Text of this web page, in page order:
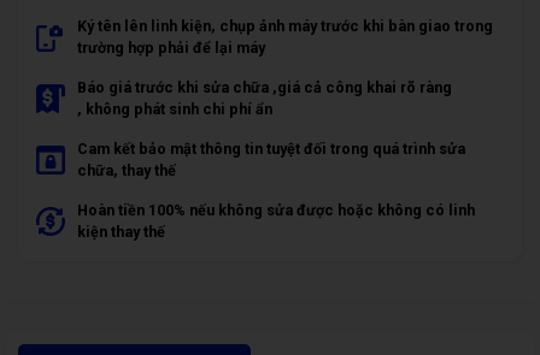
Ký tên lên linh kiện, chụp ảnh máy trước khi bàn giao trong
trường hợp phải để lại máy
Báo giá trước khi sửa chữa ,giá cả công khai rõ ràng
, không phát sinh chi phí ẩn
Cam kết bảo mật thông tin tuyệt đối trong quá trình sửa
chữa, thay thế
Hoàn tiền 100% nếu không sửa được hoặc không có linh
kiện thay thế